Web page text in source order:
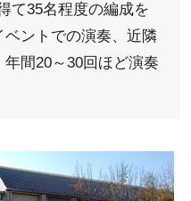
て35名程度の編成を
ントでの演奏、近隣
間20～30回ほど演奏